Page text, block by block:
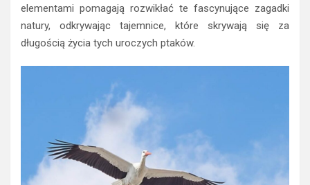
elementami pomagają rozwikłać te fascynujące zagadki
natury, odkrywając tajemnice, które skrywają się za
długością życia tych uroczych ptaków.